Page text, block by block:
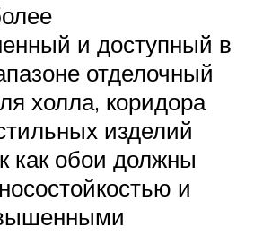
и доступный в
отделочный
холла, коридора
изделий
как обои должны
и